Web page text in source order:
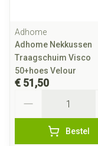
Adhome
Adhome Nekkussen
Traagschuim Visco
50+hoes Velour
€ 51,50
Bestel